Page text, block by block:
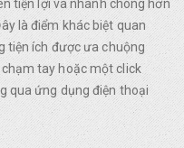
tiện lợi và nhanh chóng hơn
là điểm khác biệt quan
tiện ích được ưa chuộng
tay hoặc một click
qua ứng dụng điện thoại